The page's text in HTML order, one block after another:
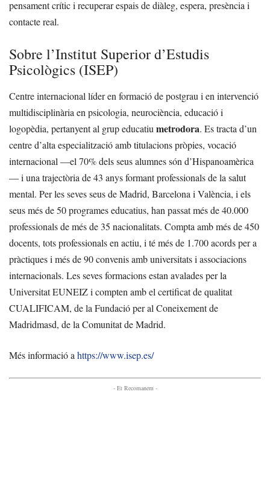
pensament crític i recuperar espais de diàleg, espera, presència i
contacte real.
Sobre l’Institut Superior d’Estudis
Psicològics (ISEP)
Centre internacional líder en formació de postgrau i en intervenció
multidisciplinària en psicologia, neurociència, educació i
logopèdia, pertanyent al grup educatiumetrodora. Es tracta d’un
centre d’alta especialització amb titulacions pròpies, vocació
internacional —el 70% dels seus alumnes són d’Hispanoamèrica
— i una trajectòria de 43 anys formant professionals de la salut
mental. Per les seves seus de Madrid, Barcelona i València, i els
seus més de 50 programes educatius, han passat més de 40.000
professionals de més de 35 nacionalitats. Compta amb més de 450
docents, tots professionals en actiu, i té més de 1.700 acords per a
pràctiques i més de 90 convenis amb universitats i associacions
internacionals. Les seves formacions estan avalades per la
Universitat EUNEIZ i compten amb el certificat de qualitat
CUALIFICAM, de la Fundació per al Coneixement de
Madridmasd, de la Comunitat de Madrid.
Més informació ahttps://www.isep.es/
- Et Recomanem -